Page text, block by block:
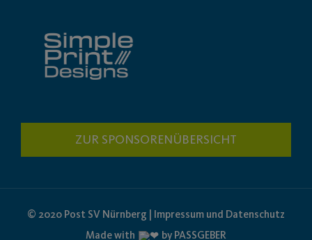
ZUR SPONSORENÜBERSICHT
© 2020 Post SV Nürnberg | Impressum und Datenschutz
Made with
by PASSGEBER